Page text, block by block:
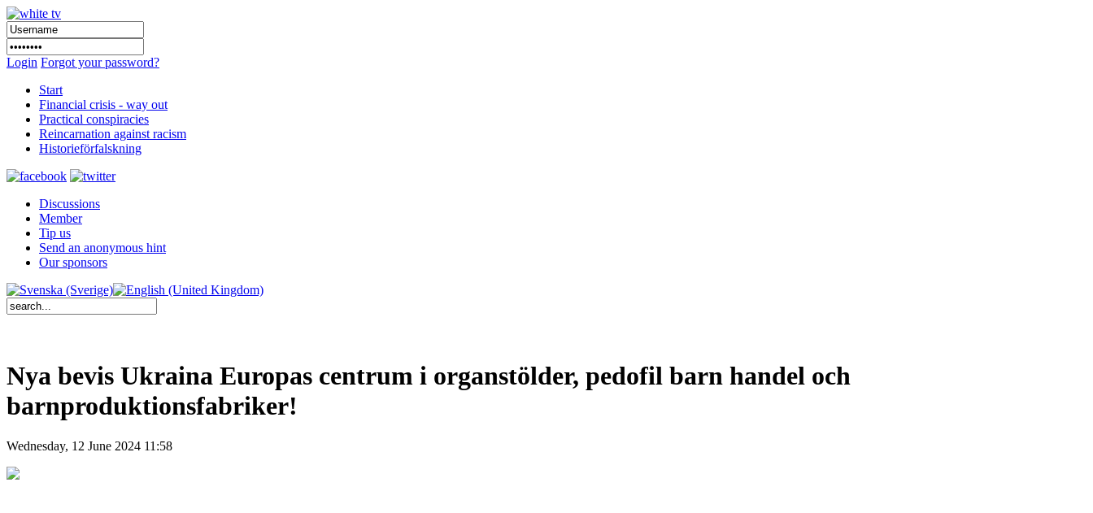
Login Forgot your password?
Start
Financial crisis - way out
Practical conspiracies
Reincarnation against racism
Historieförfalskning
Discussions
Member
Tip us
Send an anonymous hint
Our sponsors
Nya bevis Ukraina Europas centrum i organstölder, pedofil barn handel och
barnproduktionsfabriker!
Wednesday, 12 June 2024 11:58